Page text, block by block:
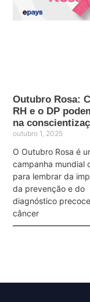
Outubro Rosa:
RH e o DP
na
outubro 1, 2025
O Outubro Rosa é
campanha mundial
para lembrar da
da prevenção e do
diagnóstico
câncer